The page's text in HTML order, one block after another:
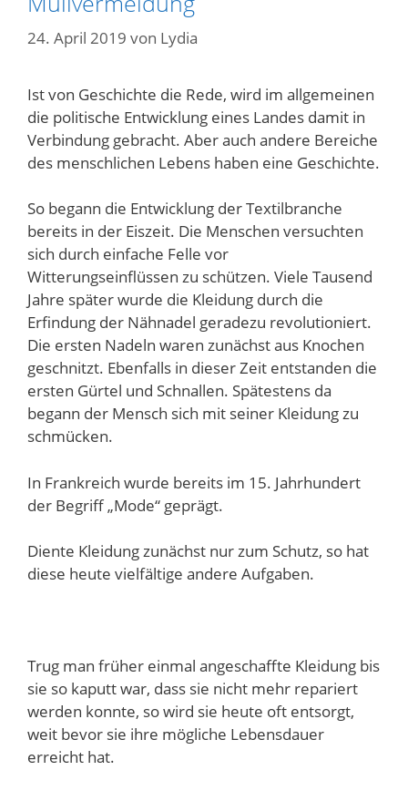
24. April 2019 von Lydia
Ist von Geschichte die Rede, wird im allgemeinen
die politische Entwicklung eines Landes damit in
Verbindung gebracht. Aber auch andere Bereiche
des menschlichen Lebens haben eine Geschichte.
So begann die Entwicklung der Textilbranche
bereits in der Eiszeit. Die Menschen versuchten
sich durch einfache Felle vor
Witterungseinflüssen zu schützen. Viele Tausend
Jahre später wurde die Kleidung durch die
Erfindung der Nähnadel geradezu revolutioniert.
Die ersten Nadeln waren zunächst aus Knochen
geschnitzt. Ebenfalls in dieser Zeit entstanden die
ersten Gürtel und Schnallen. Spätestens da
begann der Mensch sich mit seiner Kleidung zu
schmücken.
In Frankreich wurde bereits im 15. Jahrhundert
der Begriff „Mode“ geprägt.
Diente Kleidung zunächst nur zum Schutz, so hat
diese heute vielfältige andere Aufgaben.
Trug man früher einmal angeschaffte Kleidung bis
sie so kaputt war, dass sie nicht mehr repariert
werden konnte, so wird sie heute oft entsorgt,
weit bevor sie ihre mögliche Lebensdauer
erreicht hat.